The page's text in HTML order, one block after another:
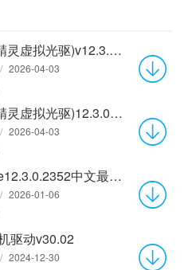
Daemon Tools(精灵虚拟光驱)v12.3.0.2364
/ 2026-04-03
Daemon Tools(精灵虚拟光驱)12.3.0.2363
/ 2026-04-03
daemon tools lite12.3.0.2352中文最新版
/ 2026-01-06
驱动v30.02
/ 2024-12-30